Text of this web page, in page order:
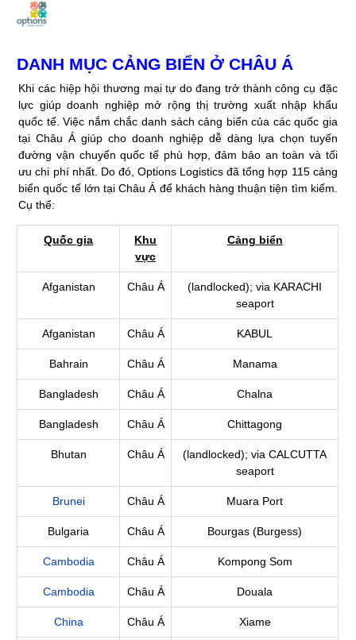
DANH MỤC CẢNG BIỂN Ở CHÂU Á
Khi các hiệp hội thương mại tự do đang trở thành công cụ đặc
lực giúp doanh nghiệp mở rộng thị trường xuất nhập khẩu
quốc tế. Việc nắm chắc danh sách cảng biển của các quốc gia
tại Châu Á giúp cho doanh nghiệp dễ dàng lựa chọn tuyến
đường vận chuyển quốc tế phù hợp, đảm bảo an toàn và tối
ưu chi phí nhất. Do đó, Options Logistics đã tổng hợp 115 cảng
biển quốc tế lớn tại Châu Á để khách hàng thuận tiện tìm kiếm.
Cụ thể:
Quốc gia
Khu
vực
Cảng biển
Afganistan Châu Á
(landlocked); via KARACHI
seaport
Afganistan Châu Á KABUL
Bahrain Châu Á Manama
Bangladesh Châu Á Chalna
Bangladesh Châu Á Chittagong
Bhutan Châu Á
(landlocked); via CALCUTTA
seaport
Brunei Châu Á Muara Port
Bulgaria Châu Á Bourgas (Burgess)
Cambodia Châu Á Kompong Som
Cambodia Châu Á Douala
China Châu Á Xiame